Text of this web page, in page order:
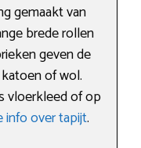
gemaakt van
brede rollen
geven de
of wol.
vloerkleed of op
info over tapijt.